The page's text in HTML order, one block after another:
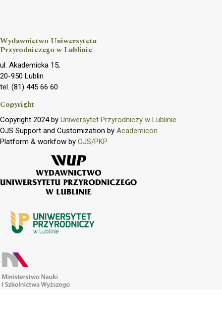
Wydawnictwo Uniwersytetu
Przyrodniczego w Lublinie
ul. Akademicka 15,
20-950 Lublin
tel. (81) 445 66 60
Copyright
Copyright 2024 by Uniwersytet Przyrodniczy w Lublinie
OJS Support and Customization by Academicon
Platform & workfow by OJS/PKP